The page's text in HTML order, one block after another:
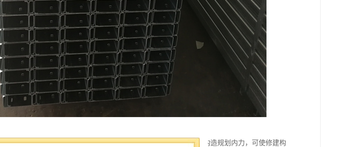
构造自重轻。与混凝土构造自重比较轻，构造自重的下降，削减了构造规划内力，可使修建构